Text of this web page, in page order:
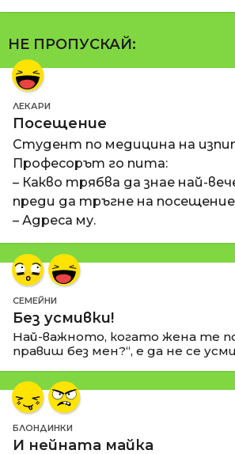
НЕ ПРОПУСКАЙ:
ЛЕКАРИ
Посещение
Студент по медицина на
Професорът го пита:
– Какво трябва да знае най-
преди да тръгне на
– Адреса му.
СЕМЕЙНИ
Без усмивки!
Най-важното, когато жена те
правиш без мен?“, е да не се
БЛОНДИНКИ
И нейната майка